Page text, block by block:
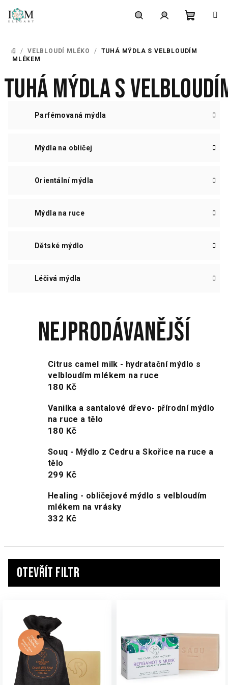
obsah
DOMŮ
/ VELBLOUDÍ MLÉKO /
TUHÁ MÝDLA S VELBLOUDÍM
MLÉKEM
Tuhá mýdla s
Parfémovaná mýdla
Mýdla na obličej
Orientální mýdla
Mýdla na ruce
Dětské mýdlo
Léčivá mýdla
Nejprodávanější
Citrus camel milk - hydratační mýdlo s
velbloudím mlékem na ruce
180 Kč
Vanilka a santalové dřevo- přírodní mýdlo
na ruce a tělo
180 Kč
Souq - Mýdlo z Cedru a Skořice na ruce a
tělo
299 Kč
Healing - obličejové mýdlo s velbloudím
mlékem na vrásky
332 Kč
Otevřít filtr